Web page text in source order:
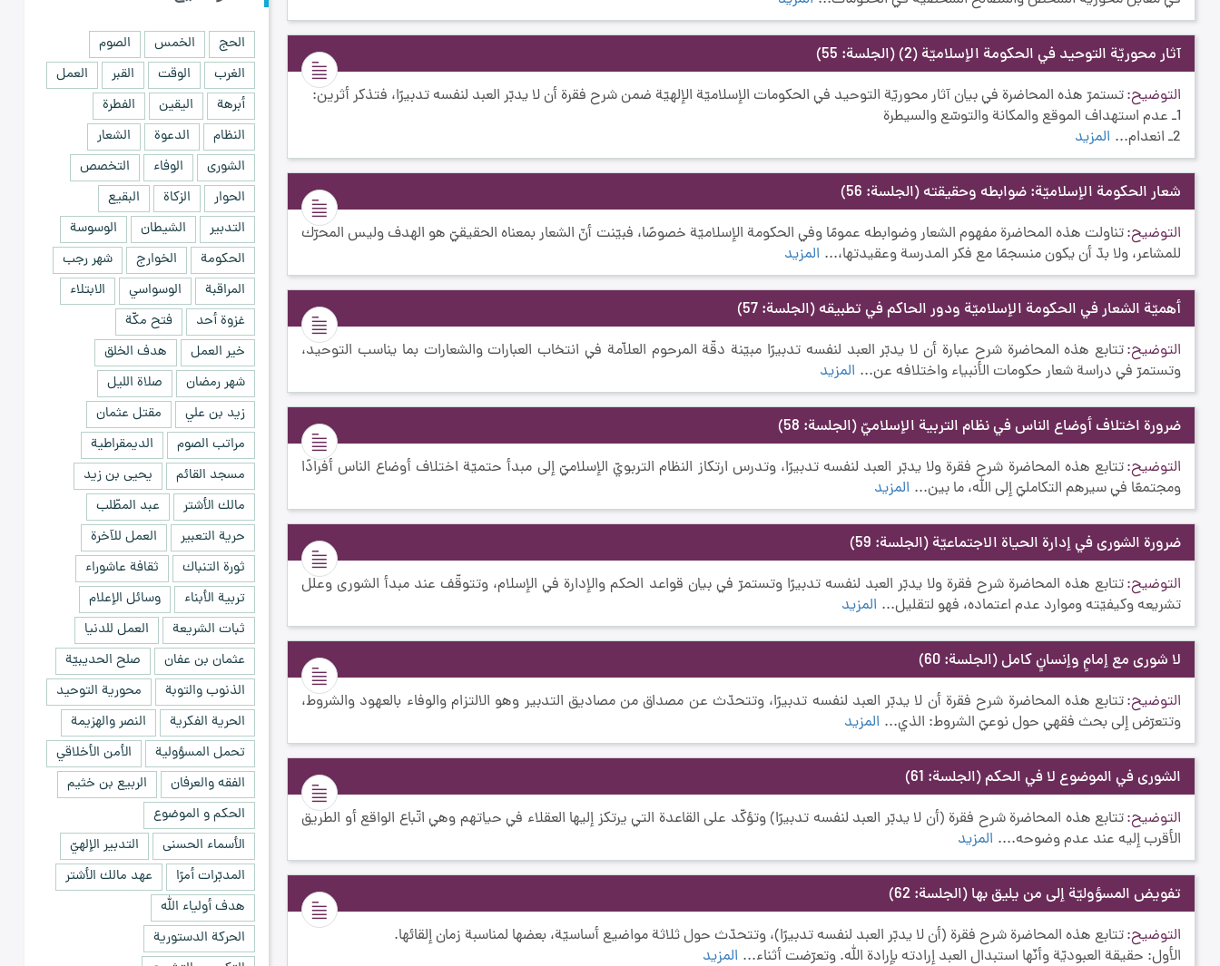
آثار محوريّة التوحيد في الحكومة الإسلاميّة (2) (الجلسة: 55)
التوضيح تستمرّ هذه المحاضرة في بيان آثار محوريّة التوحيد في الحكومات الإسلاميّة الإلهيّة ضمن شرح فقرة أن لا يدبّر العبد لنفسه تدبيرًا، فتذكر أثرين:
1ـ عدم استهداف الموقع والمكانة والتوسّع والسيطرة
2ـ انعدام...
المزيد
شعار الحكومة الإسلاميّة: ضوابطه وحقيقته(الجلسة: 56)
التوضيح تناولت هذه المحاضرة مفهوم الشعار وضوابطه عمومًا وفي الحكومة الإسلاميّة خصوصًا، فبيّنت أنّ الشعار بمعناه الحقيقيّ هو الهدف وليس المحرّك
للمشاعر، ولا بدّ أن يكون منسجمًا مع فكر المدرسة وعقيدتها،... المزيد
أهميّة الشعار في الحكومة الإسلاميّة ودور الحاكم في تطبيقه(الجلسة: 57)
التوضيح تتابع هذه المحاضرة شرح عبارة أن لا يدبّر العبد لنفسه تدبيرًا مبيّنة دقّة المرحوم العلاّمة في انتخاب العبارات والشعارات بما يناسب التوحيد،
وتستمرّ في دراسة شعار حكومات الأنبياء واختلافه عن... المزيد
ضرورة اختلاف أوضاع الناس في نظام التربية الإسلاميّ(الجلسة: 58)
التوضيح تتابع هذه المحاضرة شرح فقرة ولا يدبّر العبد لنفسه تدبيرًا، وتدرس ارتكاز النظام التربويّ الإسلاميّ إلى مبدأ حتميّة اختلاف أوضاع الناس أفرادًا
ومجتمعًا في سيرهم التكامليّ إلى الله، ما بين... المزيد
ضرورة الشورى في إدارة الحياة الاجتماعيّة(الجلسة: 59)
التوضيح تتابع هذه المحاضرة شرح فقرة ولا يدبّر العبد لنفسه تدبيرًا وتستمرّ في بيان قواعد الحكم والإدارة في الإسلام، وتتوقّف عند مبدأ الشورى وعلل
تشريعه وكيفيّته وموارد عدم اعتماده، فهو لتقليل... المزيد
لا شورى مع إمامٍ وإنسانٍ كامل(الجلسة: 60)
التوضيح تتابع هذه المحاضرة شرح فقرة أن لا يدبّر العبد لنفسه تدبيرًا، وتتحدّث عن مصداق من مصاديق التدبير وهو الالتزام والوفاء بالعهود والشروط،
وتتعرّض إلى بحث فقهي حول نوعيّ الشروط: الذي... المزيد
الشورى في الموضوع لا في الحكم(الجلسة: 61)
التوضيح تتابع هذه المحاضرة شرح فقرة (أن لا يدبّر العبد لنفسه تدبيرًا) وتؤكّد على القاعدة التي يرتكز إليها العقلاء في حياتهم وهي اتّباع الواقع أو الطريق
الأقرب إليه عند عدم وضوحه.... المزيد
تفويض المسؤوليّة إلى من يليق بها(الجلسة: 62)
التوضيح تتابع هذه المحاضرة شرح فقرة (أن لا يدبّر العبد لنفسه تدبيرًا)، وتتحدّث حول ثلاثة مواضيع أساسيّة، بعضها لمناسبة زمان إلقائها.
الأول: حقيقة العبوديّة وأنّها استبدال العبد إرادته بإرادة الله. وتعرّضت أثناء... المزيد
الحج الخمس
الصوم
الغرب
الوقت القبر
العمل
أبرهة
اليقين
الفطرة
النظام
الدعوة
الشعار
الشورى
الوفاء
التخصص
الحوار
الزكاة
البقيع
التدبير
الشيطان
الوسوسة
الحكومة
الخوارج
شهر رجب
المراقبة
الوسواسي
الابتلاء
غزوة أحد
فتح مكّة
خير العمل
هدف الخلق
شهر رمضان
صلاة الليل
زيد بن علي
مقتل عثمان
مراتب الصوم
الديمقراطية
مسجد القائم
يحيى بن زيد
مالك الأشتر
عبد المطّلب
حرية التعبير
العمل للآخرة
ثورة التنباك
ثقافة عاشوراء
تربية الأبناء
وسائل الإعلام
ثبات الشريعة
العمل للدنيا
عثمان بن عفان
صلح الحديبيّة
الذنوب والتوبة
محورية التوحيد
الحرية الفكرية
النصر والهزيمة
تحمل المسؤولية
الأمن الأخلاقي
الفقه والعرفان
الربيع بن خثيم
الحكم و الموضوع
الأسماء الحسنى
التدبير الإلهيّ
المدبّرات أمرًا
عهد مالك الأشتر
هدف أولياء الله
الحركة الدستورية